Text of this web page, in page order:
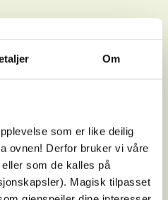
Om
som er like deilig
ovnen! Derfor bruker vi våre
som de kalles på
Magisk tilpasset
sesongmedarbeider i
skuespiller i
som Pinky eller
til